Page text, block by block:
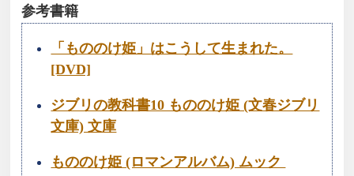
参考書籍
「もののけ姫」はこうして生まれた。
[DVD]
ジブリの教科書10 もののけ姫 (文春ジブリ
文庫) 文庫
もののけ姫 (ロマンアルバム) ムック